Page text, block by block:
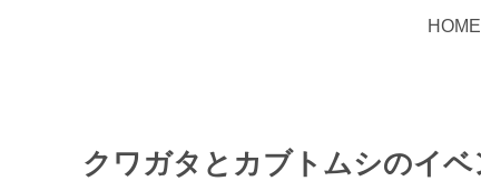
HOME
クワガタとカブトムシのイ